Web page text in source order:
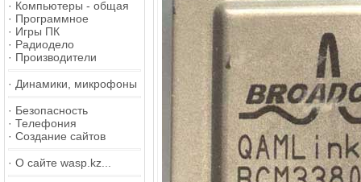
· Компьютеры - общая
· Программное
· Игры ПК
· Радиодело
· Производители
· Динамики, микрофоны
· Безопасность
· Телефония
· Создание сайтов
· О сайте wasp.kz...